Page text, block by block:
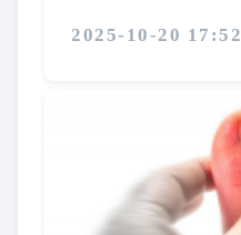
2025-10-20 17:52